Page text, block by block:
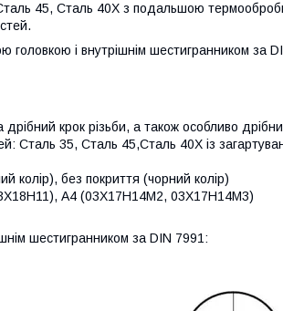
Сталь 45, Сталь 40Х з подальшою
головкою і внутрішнім шестигранником за
дрібний крок різьби, а також особливо
Сталь 35, Сталь 45,Сталь 40Х із
колір), без покриття (чорний колір)
А4 (03Х17Н14М2, 03Х17Н14М3)
шестигранником за DIN 7991: